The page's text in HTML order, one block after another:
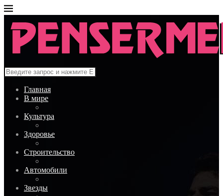
Главная
В мире
Культура
Здоровье
Строительство
Автомобили
Звезды